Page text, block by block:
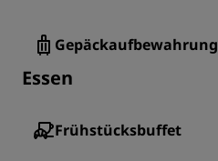
Gepäckaufbewahrung
Essen
Frühstücksbuffet